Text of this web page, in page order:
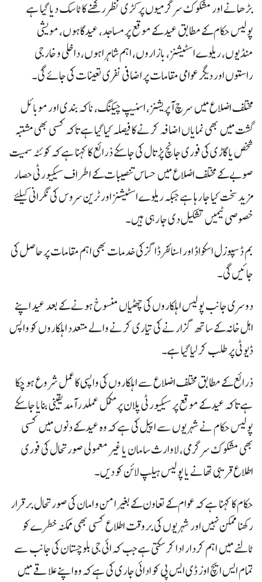
بڑھانے اور مشکوک سرگرمیوں پر کڑی نظر رکھنے کا ٹاسک دیا گیا ہے
پولیس حکام کے مطابق عید کے موقع پر مساجد، عیدگاہوں، مویشی
منڈیوں، ریلوے اسٹیشنز، بازاروں، اہم شاہراہوں، داخلی و خارجی
راستوں اور دیگر عوامی مقامات پر اضافی نفری تعینات کی جائے گی۔
مختلف اضلاع میں سرچ آپریشنز، اسنیپ چیکنگ، ناکہ بندی اور موبائل
گشت میں بھی نمایاں اضافہ کرنے کا فیصلہ کیا گیا ہے تاکہ کسی بھی مشتبہ
شخص یا گاڑی کی فوری جانچ پڑتال کی جا سکے ذرائع کا کہنا ہے کہ کوئٹہ سمیت
صوبے کے مختلف اضلاع میں حساس تنصیبات کے اطراف سیکیورٹی حصار
مزید سخت کیا جا رہا ہے جبکہ ریلوے اسٹیشنز اور ٹرین سروس کی نگرانی کیلئے
خصوصی ٹیمیں تشکیل دی جا رہی ہیں۔
بم ڈسپوزل اسکواڈ اور اسنائفر ڈاگز کی خدمات بھی اہم مقامات پر حاصل کی
جائیں گی۔
دوسری جانب پولیس اہلکاروں کی چھٹیاں منسوخ ہونے کے بعد عید اپنے
اہل خانہ کے ساتھ گزارنے کی تیاری کرنے والے متعدد اہلکاروں کو واپس
ڈیوٹی پر طلب کر لیا گیا ہے۔
ذرائع کے مطابق مختلف اضلاع سے اہلکاروں کی واپسی کا عمل شروع ہو چکا
ہے تاکہ عید کے موقع پر سیکیورٹی پلان پر مکمل عملدرآمد یقینی بنایا جا سکے
پولیس حکام نے شہریوں سے اپیل کی ہے کہ وہ عید کے دنوں میں کسی
بھی مشکوک سرگرمی، لاوارث سامان یا غیر معمولی صورتحال کی فوری
اطلاع قریبی تھانے یا پولیس ہیلپ لائن کو دیں۔
حکام کا کہنا ہے کہ عوام کے تعاون کے بغیر امن و امان کی صورتحال برقرار
رکھنا ممکن نہیں اور شہریوں کی بروقت اطلاع کسی بھی ممکنہ خطرے کو
ٹالنے میں اہم کردار ادا کر سکتی ہے جب کہ ائی جی بلوچستان کی جانب سے
تمام ایس ایچ اوز ڈی ایس پی کو ادائی جاری کی ہے کہ وہ اپنے علاقے میں